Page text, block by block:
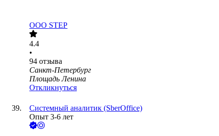
ООО STEP
4.4
•
94 отзыва
Санкт-Петербург
Площадь Ленина
Откликнуться
Системный аналитик (SberOffice)
Опыт 3-6 лет